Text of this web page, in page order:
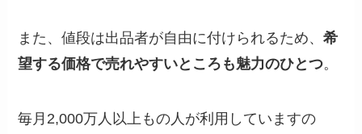
また、値段は出品者が自由に付けられるため、希
望する価格で売れやすいところも魅力のひとつ。
毎月2,000万人以上もの人が利用していますの